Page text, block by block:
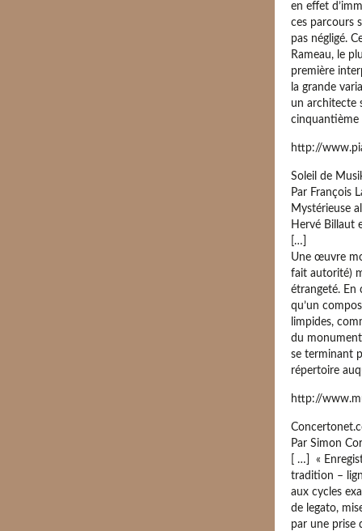
en effet
ces parcours
pas négligé.
Rameau, le
première
la grande
un architecte
cinquantième
http://
Soleil de
Par François
Mystérieuse
Hervé Billaut
[…]
Une œuvre
fait autorité)
étrangeté. En
qu’un
limpides,
du
se terminant
répertoire
http://
Par Simon
[ …] «
tradition –
aux cycles
de legato,
par une prise